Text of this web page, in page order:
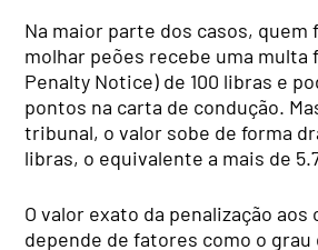
Na maior parte dos casos, quem
molhar peões recebe uma multa
Penalty Notice) de 100 libras e
pontos na carta de condução.
tribunal, o valor sobe de forma
libras, o equivalente a mais de
O valor exato da penalização
depende de fatores como o grau